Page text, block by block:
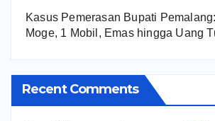
Kasus Pemerasan Bupati
Moge, 1 Mobil, Emas hingga Uang
Recent Comments